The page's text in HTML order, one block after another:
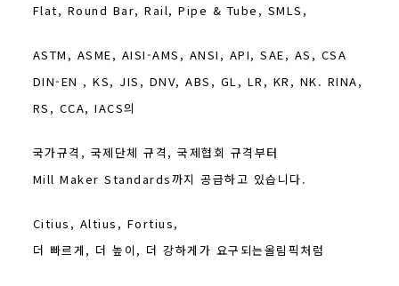
Flat, Round Bar, Rail, Pipe & Tube, SMLS,
ASTM, ASME, AISI-AMS, ANSI, API, SAE, AS, CSA
DIN-EN , KS, JIS, DNV, ABS, GL, LR, KR, NK. RINA,
RS, CCA, IACS의
국가규격, 국제단체 규격, 국제협회 규격부터
Mill Maker Standards까지 공급하고 있습니다.
Citius, Altius, Fortius,
더 빠르게, 더 높이, 더 강하게가 요구되는올림픽처럼